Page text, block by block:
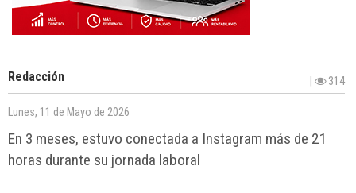
Redacción 314
Lunes, 11 de Mayo de 2026
En 3 meses, estuvo conectada a Instagram más de 21
horas durante su jornada laboral